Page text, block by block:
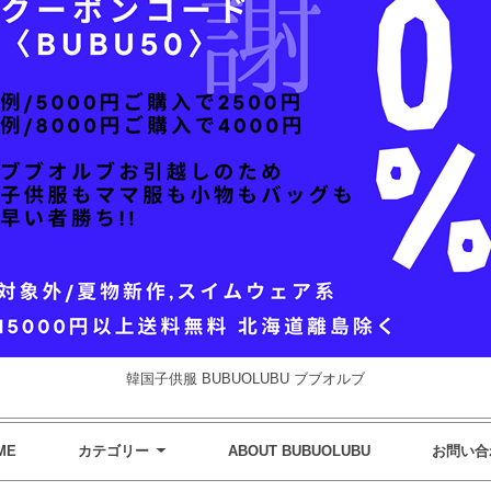
韓国子供服 BUBUOLUBU ブブオルブ
カテゴリー ABOUT BUBUOLUBU お問い